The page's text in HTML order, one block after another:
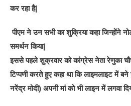
कर रहा है|
पीएम ने उन सभी का शुक्रिया कहा जिन्होंने
समर्थन किया|
इससे पहले शुक्रवार को कांग्रेस नेता रेणुका
टिप्पणी करते हुए कहा था कि लाइमलाइट में
नरेंद्र मोदी) अपनी मां को भी लाइन में लगवा